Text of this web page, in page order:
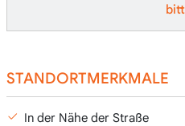
STANDORTMERKMALE
In der Nähe der Straße